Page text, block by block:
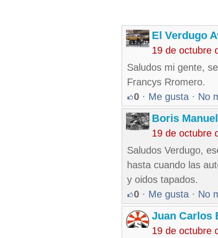
El Verdugo
19 de octubre
Saludos mi gente,
Francys Rromero.
0 · Me gusta · No
Boris
19 de octubre
Saludos Verdugo,
hasta cuando las
y oidos tapados.
0 · Me gusta · No
Juan Carlos
19 de octubre